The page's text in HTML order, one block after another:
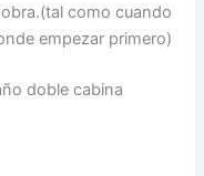
como cuando
empezar primero)
doble cabina